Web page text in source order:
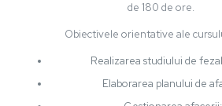
de 180 de ore.
Obiectivele orientative ale
Realizarea studiului de
Elaborarea planului de